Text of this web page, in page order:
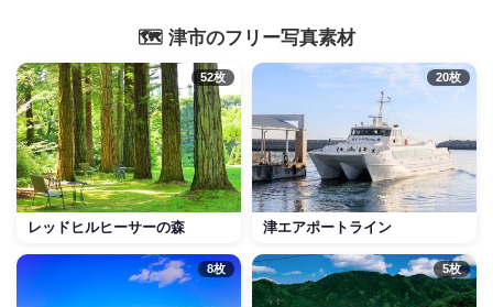
🗺️ 津市のフリー写真素材
52枚
レッドヒルヒーサーの森
20枚
津エアポートライン
8枚 5枚